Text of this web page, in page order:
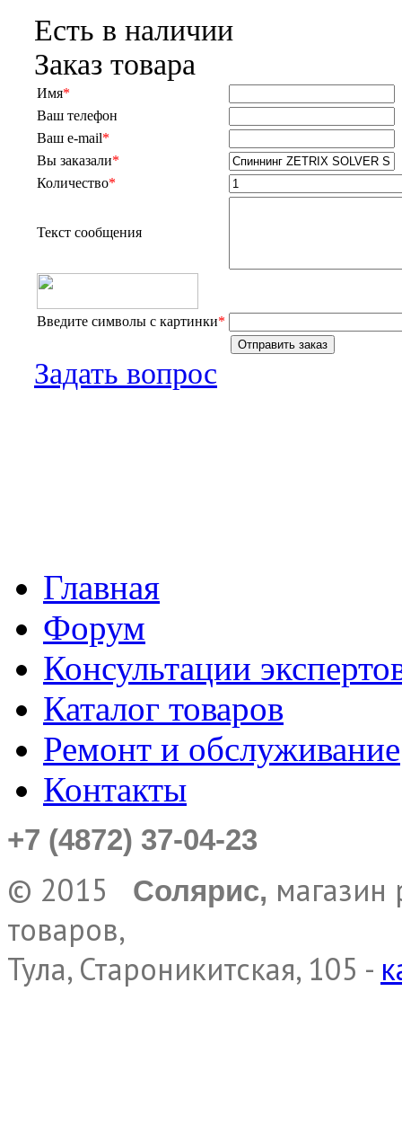
Есть в наличии
Заказ товара
Имя*
Ваш телефон
Ваш e-mail*
Вы заказали*
Количество*
Текст сообщения
Введите символы с картинки*
Задать вопрос
Главная
Форум
Консультации
Каталог товаров
Ремонт и обслуживание
Контакты
+7 (4872) 37-04-23
© 2015 Солярис, магазин
товаров,
Тула, Староникитская, 105 -